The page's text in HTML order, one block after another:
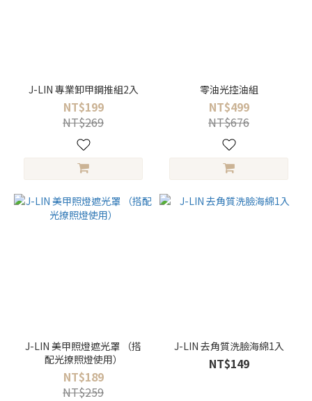
J-LIN 專業卸甲鋼推組2入
NT$199
NT$269
零油光控油組
NT$499
NT$676
J-LIN 美甲照燈遮光罩 （搭
配光撩照燈使用）
NT$189
NT$259
J-LIN 去角質洗臉海綿1入
NT$149